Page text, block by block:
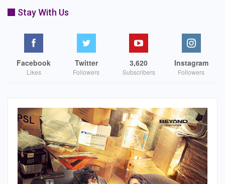
Stay With Us
Facebook
Likes
Twitter
Followers
3,620
Subscribers
Instagram
Followers